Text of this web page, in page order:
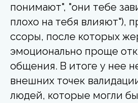
понимают", "они тебе
плохо на тебя влияют"),
ссоры, после которых
эмоционально проще
общения. В итоге у нее
внешних точек
людей, которые могли